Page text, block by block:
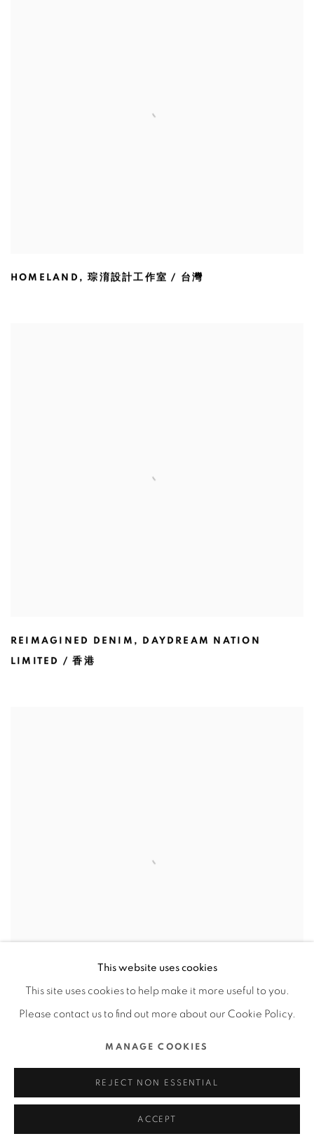
HOMELAND ,琮淯設計工作室 / 台灣
REIMAGINED DENIM , DAYDREAM NATION
LIMITED / 香港
This website uses cookies
This site uses cookies to help make it more useful to you.
Please contact us to find out more about our Cookie Policy.
MANAGE COOKIES
REJECT NON ESSENTIAL
ACCEPT